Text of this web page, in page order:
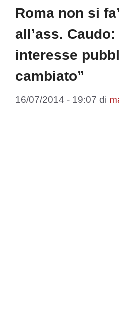
Roma non si
all’ass. Caudo:
interesse
cambiato”
16/07/2014 - 19:07 di